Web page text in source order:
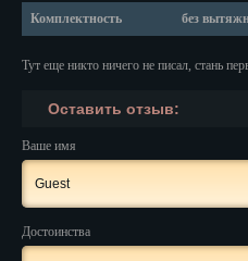
Комплектность без
Тут еще никто ничего не писал, стань
Оставить отзыв:
Ваше имя
Достоинства